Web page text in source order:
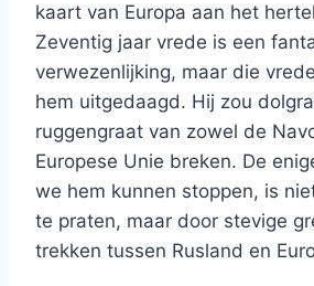
kaart van Europa aan het
Zeventig jaar vrede is een
verwezenlijking, maar die
hem uitgedaagd. Hij zou
ruggengraat van zowel de
Europese Unie breken. De
we hem kunnen stoppen, is
te praten, maar door stevige
trekken tussen Rusland en